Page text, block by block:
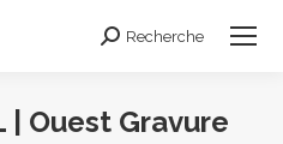
Search:
Recherche
| Ouest Gravure